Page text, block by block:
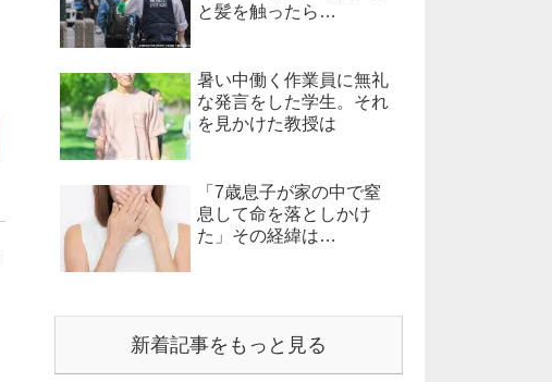
と髪を触ったら…
暑い中働く作業員に無礼
な発言をした学生。それ
を見かけた教授は
「7歳息子が家の中で窒
息して命を落としかけ
た」その経緯は…
新着記事をもっと見る